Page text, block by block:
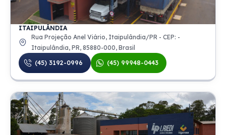
ITAIPULÂNDIA
Rua Projeção Anel Viário, Itaipulândia/PR - CEP: -
Itaipulândia, PR, 85880-000, Brasil
(45) 3192-0996
(45) 99948-0443